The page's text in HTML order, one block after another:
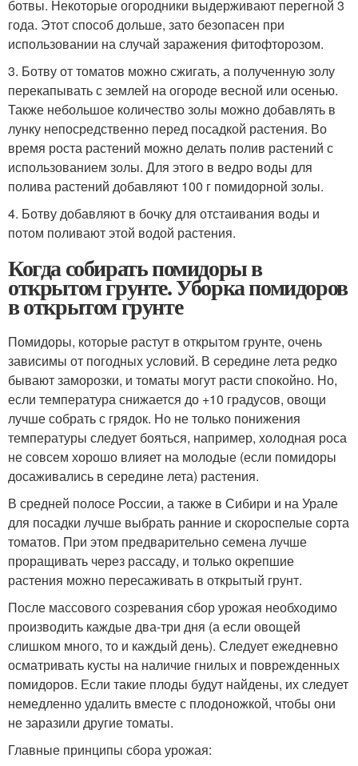
ботвы. Некоторые огородники выдерживают перегной 3
года. Этот способ дольше, зато безопасен при
использовании на случай заражения фитофторозом.
3. Ботву от томатов можно сжигать, а полученную золу
перекапывать с землей на огороде весной или осенью.
Также небольшое количество золы можно добавлять в
лунку непосредственно перед посадкой растения. Во
время роста растений можно делать полив растений с
использованием золы. Для этого в ведро воды для
полива растений добавляют 100 г помидорной золы.
4. Ботву добавляют в бочку для отстаивания воды и
потом поливают этой водой растения.
Когда собирать помидоры в
открытом грунте. Уборка помидоров
в открытом грунте
Помидоры, которые растут в открытом грунте, очень
зависимы от погодных условий. В середине лета редко
бывают заморозки, и томаты могут расти спокойно. Но,
если температура снижается до +10 градусов, овощи
лучше собрать с грядок. Но не только понижения
температуры следует бояться, например, холодная роса
не совсем хорошо влияет на молодые (если помидоры
досаживались в середине лета) растения.
В средней полосе России, а также в Сибири и на Урале
для посадки лучше выбрать ранние и скороспелые сорта
томатов. При этом предварительно семена лучше
проращивать через рассаду, и только окрепшие
растения можно пересаживать в открытый грунт.
После массового созревания сбор урожая необходимо
производить каждые два-три дня (а если овощей
слишком много, то и каждый день). Следует ежедневно
осматривать кусты на наличие гнилых и поврежденных
помидоров. Если такие плоды будут найдены, их следует
немедленно удалить вместе с плодоножкой, чтобы они
не заразили другие томаты.
Главные принципы сбора урожая: